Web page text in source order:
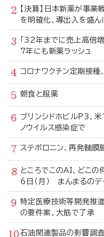
【決算】日本新薬が事
を明確化、導出入を盛ん
「32年までに売上高倍
7年にも新薬ラッシュ
コロナワクチン定期接
朝食と服薬
ブリンシドホビルP3、
ノウイルス感染症で
ステボロニン、再発髄
ところでこのAI、ど
6日（月） まんまるのデ
特定医療技術等開発推
の要件案、大筋で了承
石油関連製品の影響